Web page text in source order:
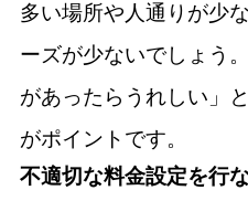
多い場所や人通りが少
ーズが少ないでしょう
があったらうれしい」
がポイントです。
不適切な料金設定を行